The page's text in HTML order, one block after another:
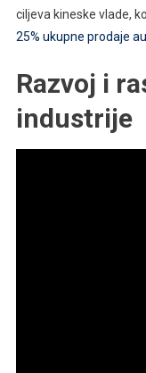
ciljeva kineske vlade,
25% ukupne prodaje
Razvoj i
industrije